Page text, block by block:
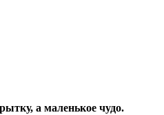
а маленькое чудо.